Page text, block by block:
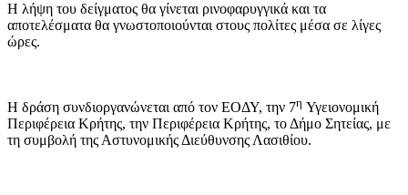
Η λήψη του δείγματος θα γίνεται ρινοφαρυγγικά και τα
αποτελέσματα θα γνωστοποιούνται στους πολίτες μέσα σε λίγες
ώρες.
Η δράση συνδιοργανώνεται από τον ΕΟΔΥ, την 7η Υγειονομική
Περιφέρεια Κρήτης, την Περιφέρεια Κρήτης, το Δήμο Σητείας, με
τη συμβολή της Αστυνομικής Διεύθυνσης Λασιθίου.